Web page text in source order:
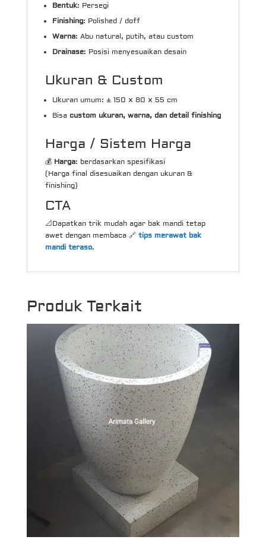
Bentuk: Persegi
Finishing: Polished / doff
Warna: Abu natural, putih, atau custom
Drainase: Posisi menyesuaikan desain
Ukuran & Custom
Ukuran umum: ± 150 × 80 × 55 cm
Bisa custom ukuran, warna, dan detail finishing
Harga / Sistem Harga
💰 Harga: berdasarkan spesifikasi
(Harga final disesuaikan dengan ukuran &
finishing)
CTA
📐Dapatkan trik mudah agar bak mandi tetap
awet dengan membaca 🔗 tips merawat bak
mandi teraso.
Produk Terkait